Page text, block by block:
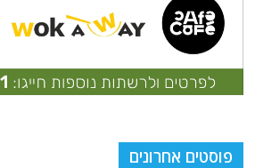
פוסטים אחרונים